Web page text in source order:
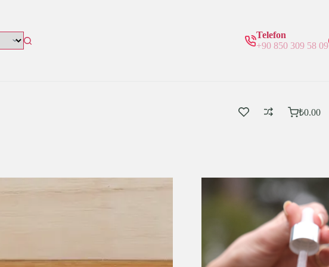
Telefon
+90 850 309 58 09
Sepetim
₺0.00